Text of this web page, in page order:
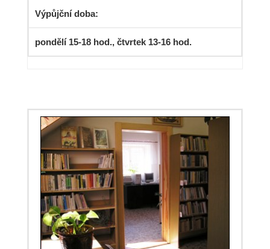
Výpůjční doba:
pondělí 15-18 hod., čtvrtek 13-16 hod.